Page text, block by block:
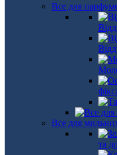
Все для
Все для
та